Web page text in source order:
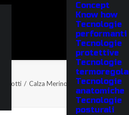
Concept
Know how
Tecnologie
performanti
Tecnologie
protettive
Tecnologie
Tecnologie
anatomiche
Tecnologie
posturali
Prodotti Calza Merino Heavy half-cut